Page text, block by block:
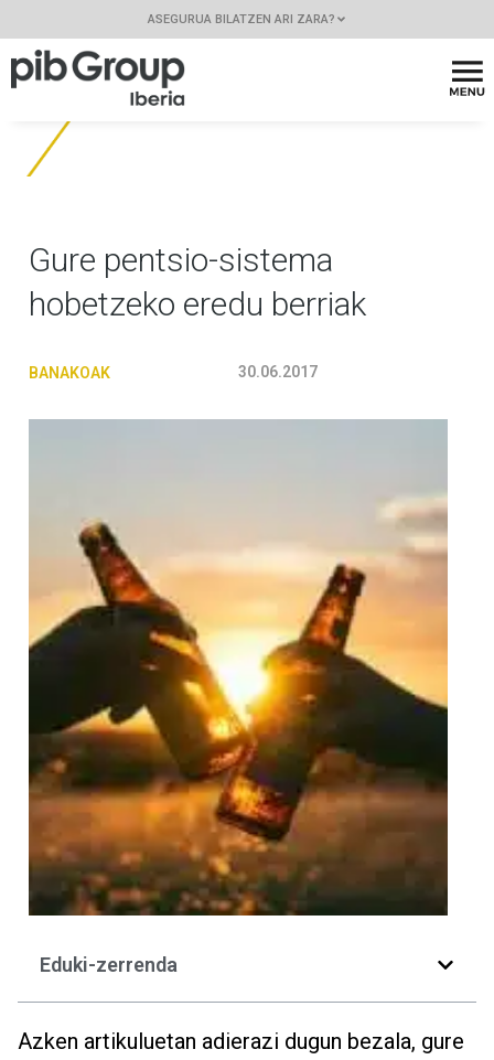
ASEGURUA BILATZEN ARI ZARA?
Gure pentsio-sistema
hobetzeko eredu berriak
BANAKOAK 30.06.2017
Eduki-zerrenda
Azken artikuluetan adierazi dugun bezala, gure